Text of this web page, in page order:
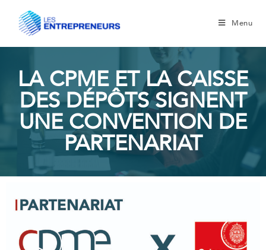
Menu
LA CPME ET LA CAISSE
DES DÉPÔTS SIGNENT
UNE CONVENTION DE
PARTENARIAT